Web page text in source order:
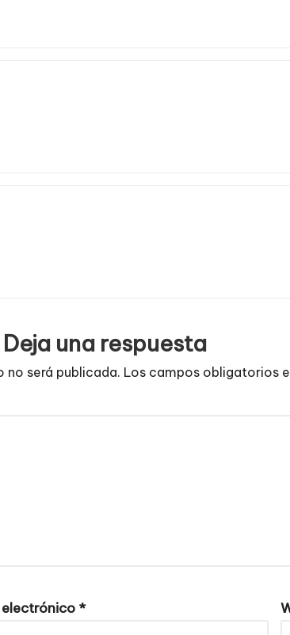
Deja una respuesta
no será publicada. Los campos obligatorios
*